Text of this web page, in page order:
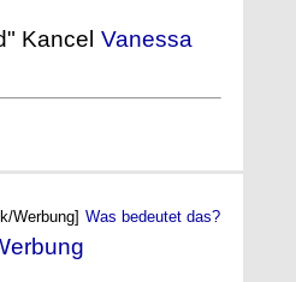
Kancel Vanessa
Werbung] Was bedeutet das?